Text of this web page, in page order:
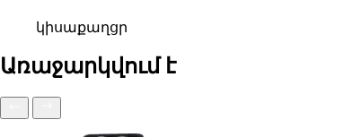
կիսաքաղցր
Առաջարկվում է